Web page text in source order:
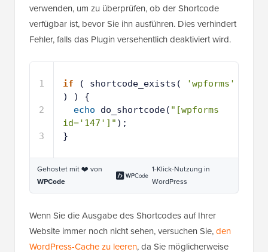
verwenden, um zu überprüfen, ob der Shortcode
verfügbar ist, bevor Sie ihn ausführen. Dies verhindert
Fehler, falls das Plugin versehentlich deaktiviert wird.
1
2
3
if ( shortcode_exists(
'wpforms'
) ) {
echo
do_shortcode( "[wpforms
id='147']" );
}
Gehostet mit ❤️ von
WPCode
1-Klick-Nutzung in
WordPress
Wenn Sie die Ausgabe des Shortcodes auf Ihrer
Website immer noch nicht sehen, versuchen Sie,den
WordPress-Cache zu leeren, da Sie möglicherweise